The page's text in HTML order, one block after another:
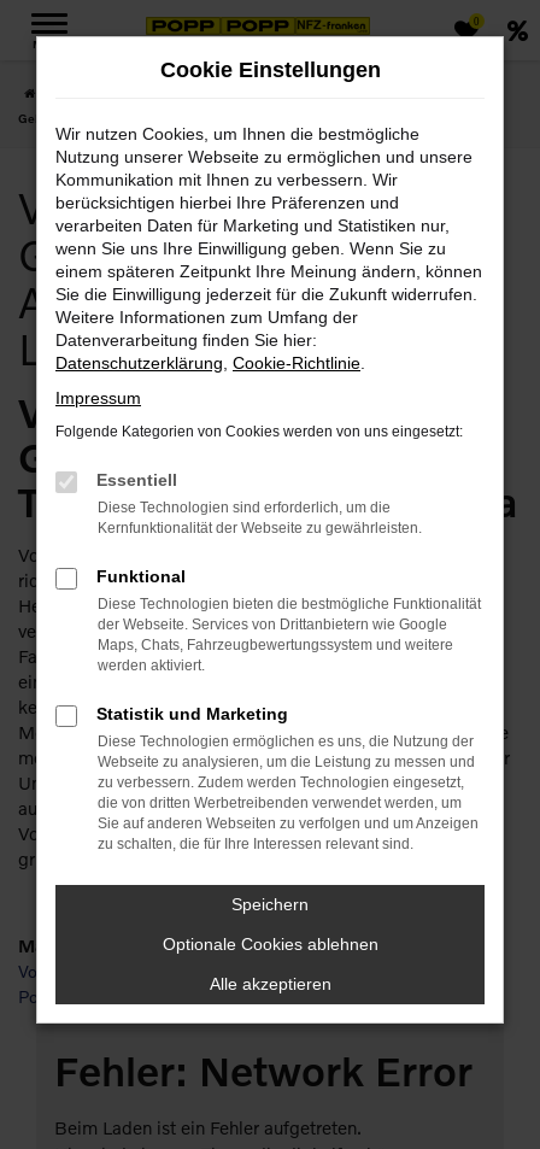
Zum
MENÜ
0
Gebrauchtwagen Angebote mit Lieferservice nach Gera
Volvo Gera, Volvo XC60
Gebrauchtwagen
Angebote mit
Lieferservice nach Gera
Volvo XC60
Gebrauchtwagen vom
Traditionshändler für Gera
Volvo XC60 Gebrauchtwagen für Gera – das klingt gut und
richtig. Sparen Sie getrost ordentlich Geld, denn bei diesem
Hersteller machen Sie auch mit einem Gebrauchten nichts
verkehrt. Die Besonderheit liegt in der Langlebigkeit der
Fahrzeuge. Ein Volvo XC60 Gebrauchtwagen kann bereits
einige Jahre gefahren worden sein und zeigt immer noch
keinerlei Anzeichen von Ermüdung. Wir bieten Ihnen für Ihre
Mobilität in Gera bevorzugt junge Gebrauchte und lassen Sie
meist in scheckheftgepflegte Fahrzeuge einsteigen. Da unser
Unternehmen mit seiner Tradition von mehr als 110 Jahren
auch über mehrere Werkstätten verfügt, checken wir jeden
Volvo XC60 Gebrauchtwagen vor dem Verkauf nach Gera
gründlich durch und sorgen für einen erstklassigen Zustand.
Marken
Volvo
Polestar
Fehler: Network Error
Beim Laden ist ein Fehler aufgetreten.
Cookie Einstellungen
Wir nutzen Cookies, um Ihnen die bestmögliche
Nutzung unserer Webseite zu ermöglichen und unsere
Kommunikation mit Ihnen zu verbessern. Wir
berücksichtigen hierbei Ihre Präferenzen und
verarbeiten Daten für Marketing und Statistiken nur,
wenn Sie uns Ihre Einwilligung geben. Wenn Sie zu
einem späteren Zeitpunkt Ihre Meinung ändern, können
Sie die Einwilligung jederzeit für die Zukunft widerrufen.
Weitere Informationen zum Umfang der
Datenverarbeitung finden Sie hier:
Datenschutzerklärung Cookie-Richtlinie
Impressum
Folgende Kategorien von Cookies werden von uns eingesetzt:
Essentiell
Diese Technologien sind erforderlich, um die
Kernfunktionalität der Webseite zu gewährleisten.
Funktional
Diese Technologien bieten die bestmögliche Funktionalität
der Webseite. Services von Drittanbietern wie Google
Maps, Chats, Fahrzeugbewertungssystem und weitere
werden aktiviert.
Statistik und Marketing
Diese Technologien ermöglichen es uns, die Nutzung der
Webseite zu analysieren, um die Leistung zu messen und
zu verbessern. Zudem werden Technologien eingesetzt,
die von dritten Werbetreibenden verwendet werden, um
Sie auf anderen Webseiten zu verfolgen und um Anzeigen
zu schalten, die für Ihre Interessen relevant sind.
Speichern
Optionale Cookies ablehnen
Alle akzeptieren